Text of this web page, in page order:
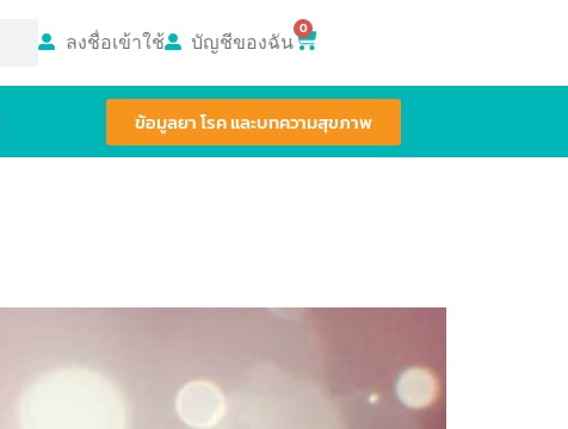
ลงชื่อเข้าใช้ บัญชีของฉัน 0
ข้อมูลยา โรค และบทความสุขภาพ